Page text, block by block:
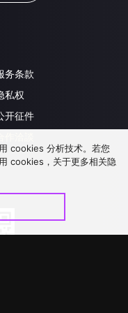
务条款
私权
开征件
cookies 分析技术。若您
cookies，关于更多相关隐